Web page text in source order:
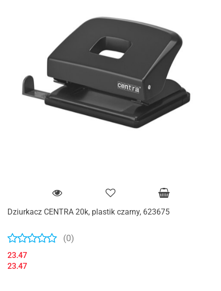
Dziurkacz CENTRA 20k, plastik czarny, 623675
(0)
23.47
23.47